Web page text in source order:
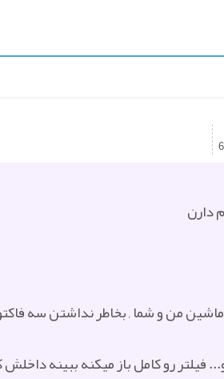
دارن
من و شما , بخاطر نداشتن سه
فیلتر رو کامل باز میکنه ببینه